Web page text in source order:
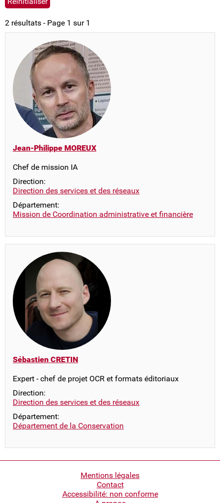
2 résultats - Page 1 sur 1
Jean-Philippe MOREUX
Chef de mission IA
Direction:
Direction des services et des réseaux
Département:
Mission de Coordination administrative et financière
Sébastien CRETIN
Expert - chef de projet OCR et formats éditoriaux
Direction:
Direction des services et des réseaux
Département:
Département de la Conservation
Mentions légales
Contact
Accessibilité: non conforme